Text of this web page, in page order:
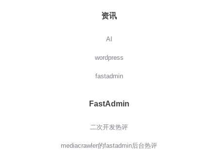
资讯
AI
wordpress
fastadmin
FastAdmin
二次开发热评
mediacrawler的fastadmin后台热评